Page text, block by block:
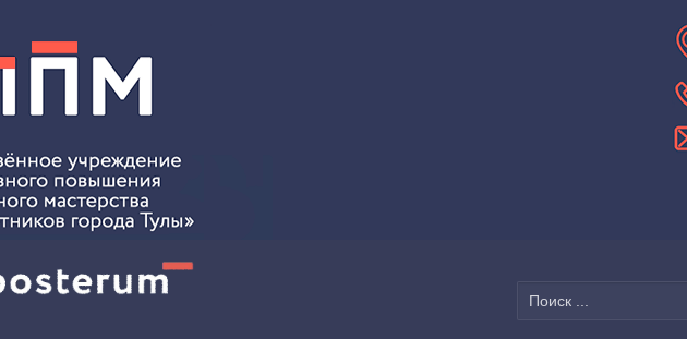
Найти: